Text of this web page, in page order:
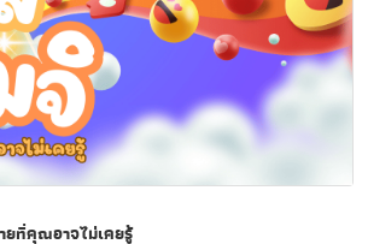
ยที่คุณอาจไม่เคยรู้